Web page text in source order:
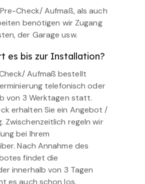
Check/ Aufmaß, als auch
benötigen wir Zugang
der Garage usw.
es bis zur Installation?
Aufmaß bestellt
telefonisch oder
von 3 Werktagen statt.
erhalten Sie ein Angebot /
Zwischenzeitlich regeln wir
bei Ihrem
Nach Annahme des
findet die
innerhalb von 3 Tagen
es auch schon los.